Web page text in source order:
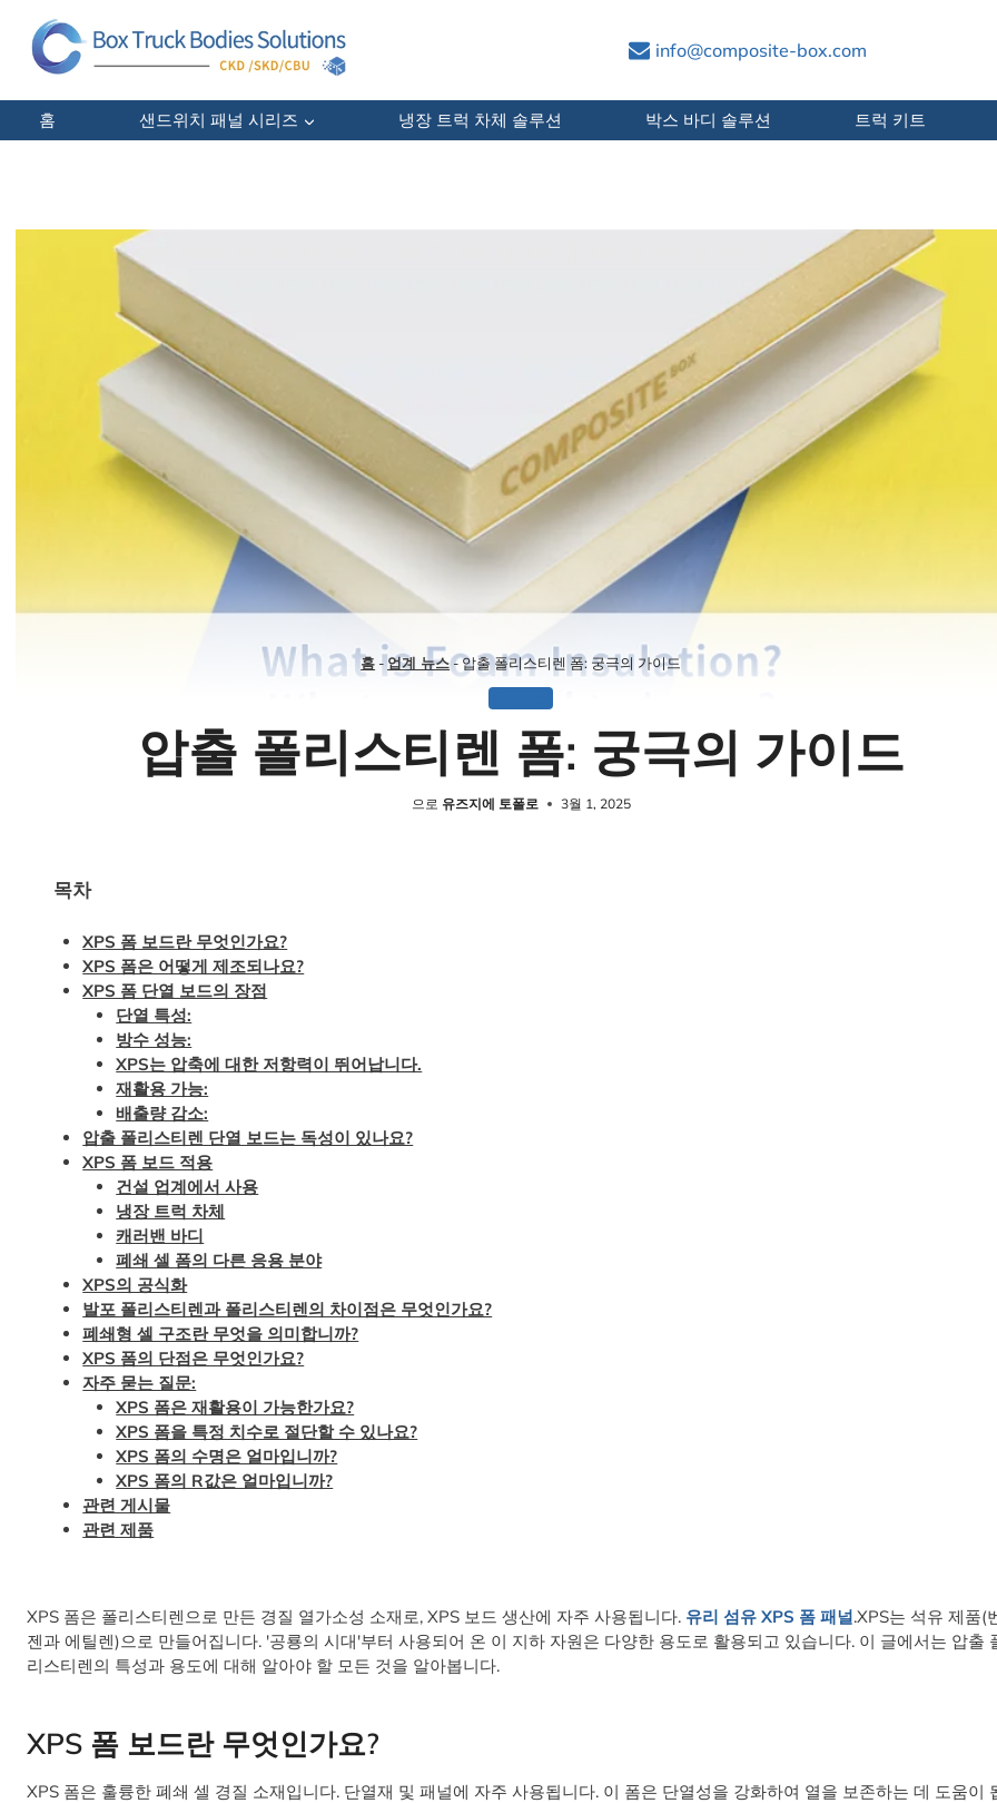
info@composite-box.com
홈 샌드위치 패널 시리즈 냉장 트럭 차체 솔루션 박스 바디 솔루션 트럭 키트
홈 - 업계 뉴스-압출 폴리스티렌 폼: 궁극의 가이드
압출 폴리스티렌 폼: 궁극의 가이드
으로 유즈지에 토폴로 3월 1, 2025
목차
XPS 폼 보드란 무엇인가요?
XPS 폼은 어떻게 제조되나요?
XPS 폼 단열 보드의 장점
단열 특성:
방수 성능:
XPS는 압축에 대한 저항력이 뛰어납니다.
재활용 가능:
배출량 감소:
압출 폴리스티렌 단열 보드는 독성이 있나요?
XPS 폼 보드 적용
건설 업계에서 사용
냉장 트럭 차체
캐러밴 바디
폐쇄 셀 폼의 다른 응용 분야
XPS의 공식화
발포 폴리스티렌과 폴리스티렌의 차이점은 무엇인가요?
폐쇄형 셀 구조란 무엇을 의미합니까?
XPS 폼의 단점은 무엇인가요?
자주 묻는 질문:
XPS 폼은 재활용이 가능한가요?
XPS 폼을 특정 치수로 절단할 수 있나요?
XPS 폼의 수명은 얼마입니까?
XPS 폼의 R값은 얼마입니까?
관련 게시물
관련 제품
XPS 폼은 폴리스티렌으로 만든 경질 열가소성 소재로, XPS 보드 생산에 자주 사용됩니다. 유리 섬유 XPS 폼 패널.XPS는 석유 제품(
젠과 에틸렌)으로 만들어집니다. '공룡의 시대'부터 사용되어 온 이 지하 자원은 다양한 용도로 활용되고 있습니다. 이 글에서는 압출
리스티렌의 특성과 용도에 대해 알아야 할 모든 것을 알아봅니다.
XPS 폼 보드란 무엇인가요?
XPS 폼은 훌륭한 폐쇄 셀 경질 소재입니다. 단열재 및 패널에 자주 사용됩니다. 이 폼은 단열성을 강화하여 열을 보존하는 데 도움이